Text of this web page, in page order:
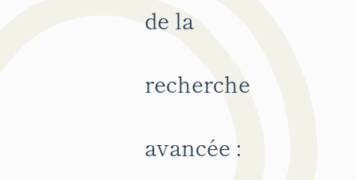
de la
recherche
avancée :